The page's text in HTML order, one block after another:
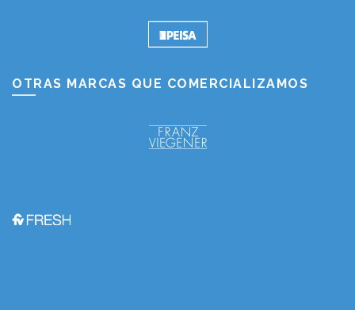
OTRAS MARCAS QUE COMERCIALIZAMOS